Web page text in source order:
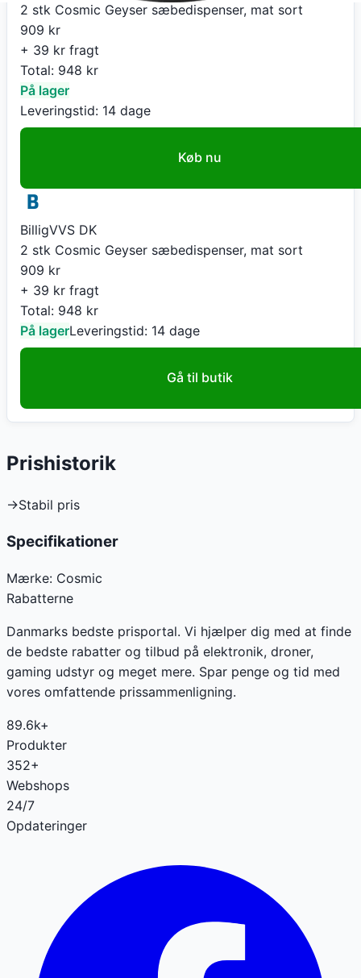
2 stk Cosmic Geyser sæbedispenser, mat sort
909 kr
+ 39 kr fragt
Total: 948 kr
På lager
Leveringstid: 14 dage
Køb nu
BilligVVS DK
2 stk Cosmic Geyser sæbedispenser, mat sort
909 kr
+ 39 kr fragt
Total: 948 kr
På lagerLeveringstid: 14 dage
Gå til butik
Prishistorik
→Stabil pris
Specifikationer
Mærke: Cosmic
Rabatterne
Danmarks bedste prisportal. Vi hjælper dig med at finde
de bedste rabatter og tilbud på elektronik, droner,
gaming udstyr og meget mere. Spar penge og tid med
vores omfattende prissammenligning.
89.6k+
Produkter
352+
Webshops
24/7
Opdateringer